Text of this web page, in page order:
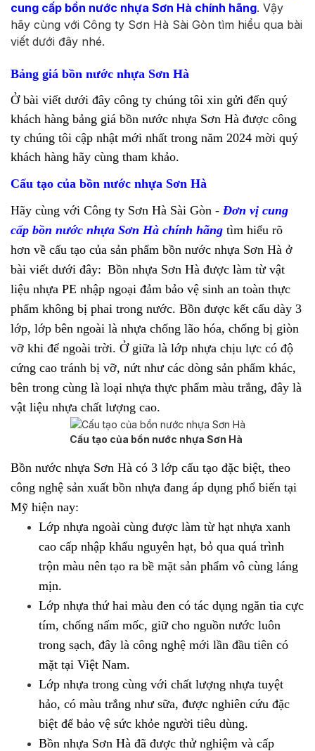
cung cấp bồn nước nhựa Sơn Hà chính hãng. Vậy
hãy cùng với Công ty Sơn Hà Sài Gòn tìm hiểu qua bài
viết dưới đây nhé.
Bảng giá bồn nước nhựa Sơn Hà
Ở bài viết dưới đây công ty chúng tôi xin gửi đến quý
khách hàng bảng giá bồn nước nhựa Sơn Hà được công
ty chúng tôi cập nhật mới nhất trong năm 2024 mời quý
khách hàng hãy cùng tham khảo.
Cấu tạo của bồn nước nhựa Sơn Hà
Hãy cùng với Công ty Sơn Hà Sài Gòn - Đơn vị cung
cấp bồn nước nhựa Sơn Hà chính hãng tìm hiểu rõ
hơn về cấu tạo của sản phẩm bồn nước nhựa Sơn Hà ở
bài viết dưới đây: Bồn nhựa Sơn Hà được làm từ vật
liệu nhựa PE nhập ngoại đảm bảo vệ sinh an toàn thực
phẩm không bị phai trong nước. Bồn được kết cấu dày 3
lớp, lớp bên ngoài là nhựa chống lão hóa, chống bị giòn
vỡ khi để ngoài trời. Ở giữa là lớp nhựa chịu lực có độ
cứng cao tránh bị vỡ, nứt như các dòng sản phẩm khác,
bên trong cùng là loại nhựa thực phẩm màu trắng, đây là
vật liệu nhựa chất lượng cao.
Cấu tạo của bồn nước nhựa Sơn Hà
Bồn nước nhựa Sơn Hà có 3 lớp cấu tạo đặc biệt, theo
công nghệ sản xuất bồn nhựa đang áp dụng phổ biến tại
Mỹ hiện nay:
Lớp nhựa ngoài cùng được làm từ hạt nhựa xanh
cao cấp nhập khẩu nguyên hạt, bỏ qua quá trình
trộn màu nên tạo ra bề mặt sản phẩm vô cùng láng
mịn.
Lớp nhựa thứ hai màu đen có tác dụng ngăn tia cực
tím, chống nấm mốc, giữ cho nguồn nước luôn
trong sạch, đây là công nghệ mới lần đầu tiên có
mặt tại Việt Nam.
Lớp nhựa trong cùng với chất lượng nhựa tuyệt
hảo, có màu trắng như sữa, được nghiên cứu đặc
biệt để bảo vệ sức khỏe người tiêu dùng.
Bồn nhựa Sơn Hà đã được thử nghiệm và cấp